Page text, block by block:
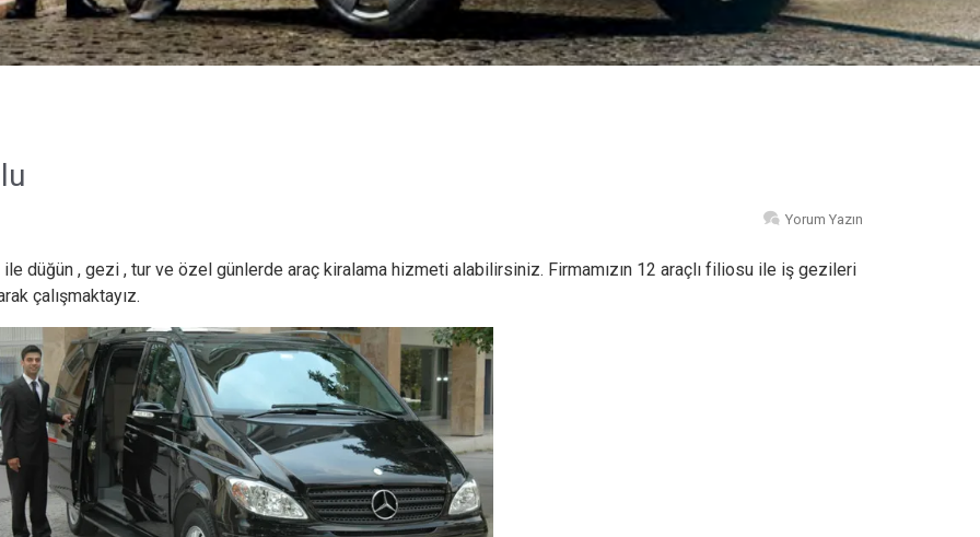
Yorum Yazın
ile düğün , gezi , tur ve özel günlerde araç kiralama hizmeti alabilirsiniz. Firmamızın 12 araçlı filiosu ile iş gezileri
çalışmaktayız.